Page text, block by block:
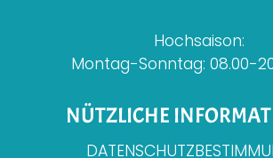
Hochsaison:
Montag-Sonntag: 08.00-
NÜTZLICHE